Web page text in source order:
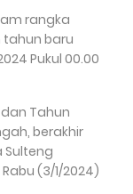
rangka
baru
Pukul 00.00
Tahun
berakhir
Sulteng
(3/1/2024)